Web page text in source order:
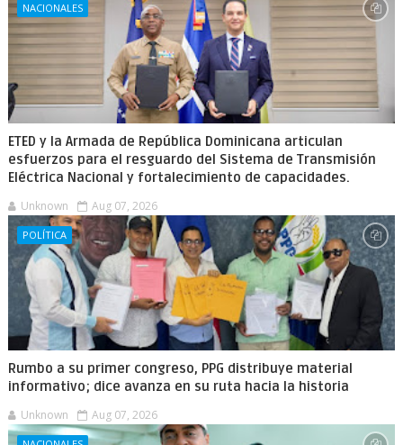
NACIONALES
ETED y la Armada de República Dominicana articulan
esfuerzos para el resguardo del Sistema de Transmisión
Eléctrica Nacional y fortalecimiento de capacidades.
Unknown Aug 07, 2026
POLÍTICA
Rumbo a su primer congreso, PPG distribuye material
informativo; dice avanza en su ruta hacia la historia
Unknown Aug 07, 2026